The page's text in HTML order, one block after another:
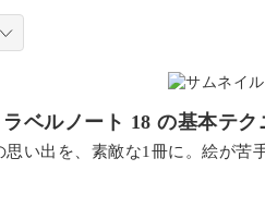
ベルノート 18 の基本テ
思い出を、素敵な1冊に。絵が苦